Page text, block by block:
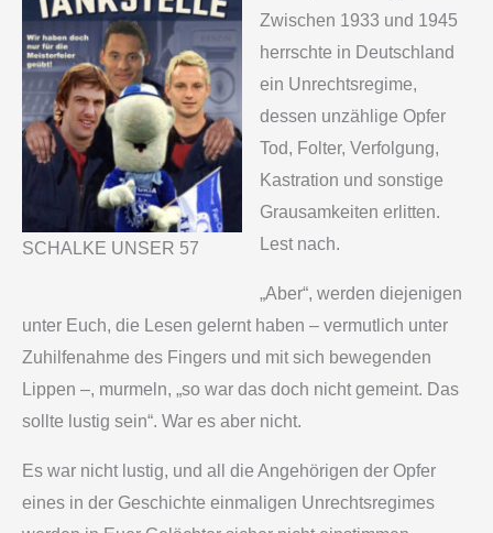
SCHALKE UNSER 57
Zwischen 1933 und 1945
herrschte in Deutschland
ein Unrechtsregime,
dessen unzählige Opfer
Tod, Folter, Verfolgung,
Kastration und sonstige
Grausamkeiten erlitten.
Lest nach.
„Aber“, werden diejenigen
unter Euch, die Lesen gelernt haben – vermutlich unter
Zuhilfenahme des Fingers und mit sich bewegenden
Lippen –, murmeln, „so war das doch nicht gemeint. Das
sollte lustig sein“. War es aber nicht.
Es war nicht lustig, und all die Angehörigen der Opfer
eines in der Geschichte einmaligen Unrechtsregimes